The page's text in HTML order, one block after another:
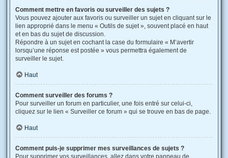
Comment mettre en favoris ou surveiller des sujets ?
Vous pouvez ajouter aux favoris ou surveiller un sujet en cliquant sur le
lien approprié dans le menu « Outils de sujet », souvent placé en haut
et en bas du sujet de discussion.
Répondre à un sujet en cochant la case du formulaire « M’avertir
lorsqu’une réponse est postée » vous permettra également de
surveiller le sujet.
Haut
Comment surveiller des forums ?
Pour surveiller un forum en particulier, une fois entré sur celui-ci,
cliquez sur le lien « Surveiller ce forum » qui se trouve en bas de page.
Haut
Comment puis-je supprimer mes surveillances de sujets ?
Pour supprimer vos surveillances, allez dans votre panneau de